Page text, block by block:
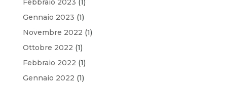
Febbraio 2023 (1)
Gennaio 2023 (1)
Novembre 2022 (1)
Ottobre 2022 (1)
Febbraio 2022 (1)
Gennaio 2022 (1)